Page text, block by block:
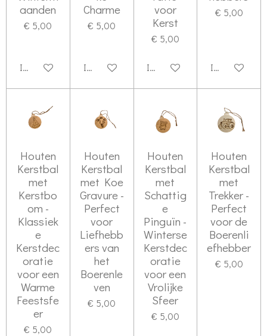
aanden
€ 5,00
In winkelwagen
Charme
€ 5,00
In winkelwagen
voor
Kerst
€ 5,00
In winkelwagen
€ 5,00
In
Houten
Kerstbal
met
Kerstbo
om -
Klassiek
e
Kerstdec
oratie
voor een
Warme
Feestsfe
er
€ 5,00
Houten
Kerstbal
met Koe
Gravure -
Perfect
voor
Liefhebb
ers van
het
Boerenle
ven
€ 5,00
Houten
Kerstbal
met
Schattig
e
Pinguïn -
Winterse
Kerstdec
oratie
voor een
Vrolijke
Sfeer
€ 5,00
Houten
Kerstbal
met
Trekker -
Perfect
voor de
Boerenli
efhebber
€ 5,00